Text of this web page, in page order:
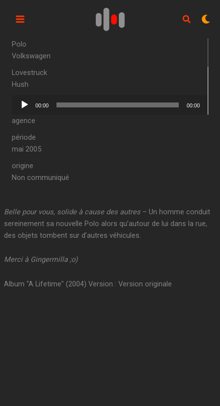
Polo
Volkswagen
Lovestruck
Hush
Lecteur
00:00 00:00
agence
période
mai 2005
origine
Non communiqué
Belle pour vous, solide à cause des autres– Un homme conduit
sereinement sa nouvelle Polo alors qu’autour de lui dans la rue,
des objets tombent sur d’autres véhicules.
Merci à Gingermilla ;o)
Album "A Lifetime" (2004) Version : Version originale